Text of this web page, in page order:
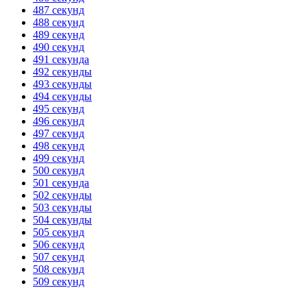
487 секунд
488 секунд
489 секунд
490 секунд
491 секунда
492 секунды
493 секунды
494 секунды
495 секунд
496 секунд
497 секунд
498 секунд
499 секунд
500 секунд
501 секунда
502 секунды
503 секунды
504 секунды
505 секунд
506 секунд
507 секунд
508 секунд
509 секунд